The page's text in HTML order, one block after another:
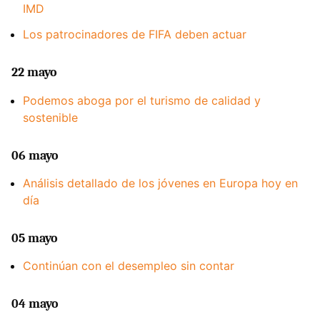
IMD
Los patrocinadores de FIFA deben actuar
22 mayo
Podemos aboga por el turismo de calidad y
sostenible
06 mayo
Análisis detallado de los jóvenes en Europa hoy en
día
05 mayo
Continúan con el desempleo sin contar
04 mayo